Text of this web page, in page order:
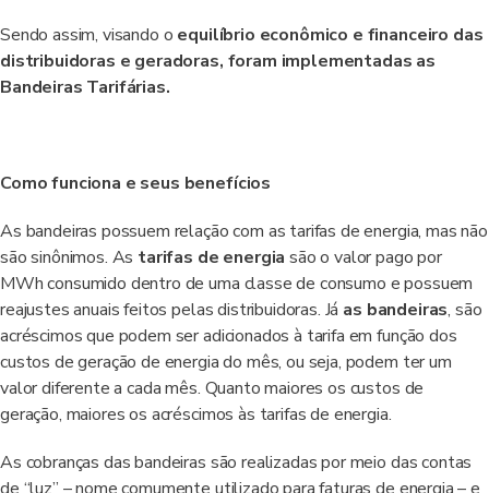
Sendo assim, visando o equilíbrio econômico e financeiro das
distribuidoras e geradoras, foram implementadas as
Bandeiras Tarifárias.
Como funciona e seus benefícios
As bandeiras possuem relação com as tarifas de energia, mas não
são sinônimos. As tarifas de energia são o valor pago por
MWh consumido dentro de uma classe de consumo e possuem
reajustes anuais feitos pelas distribuidoras. Já as bandeiras, são
acréscimos que podem ser adicionados à tarifa em função dos
custos de geração de energia do mês, ou seja, podem ter um
valor diferente a cada mês. Quanto maiores os custos de
geração, maiores os acréscimos às tarifas de energia.
As cobranças das bandeiras são realizadas por meio das contas